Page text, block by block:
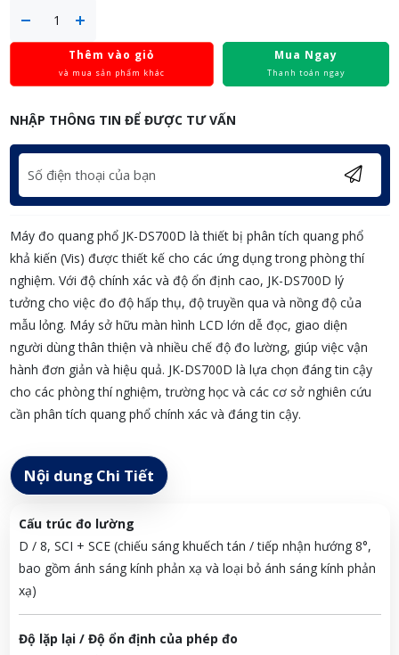
Thêm vào giỏ
và mua sản phẩm khác
Mua Ngay
Thanh toán ngay
NHẬP THÔNG TIN ĐỂ ĐƯỢC TƯ VẤN
Máy đo quang phổ JK-DS700D là thiết bị phân tích quang phổ
khả kiến (Vis) được thiết kế cho các ứng dụng trong phòng thí
nghiệm. Với độ chính xác và độ ổn định cao, JK-DS700D lý
tưởng cho việc đo độ hấp thụ, độ truyền qua và nồng độ của
mẫu lỏng. Máy sở hữu màn hình LCD lớn dễ đọc, giao diện
người dùng thân thiện và nhiều chế độ đo lường, giúp việc vận
hành đơn giản và hiệu quả. JK-DS700D là lựa chọn đáng tin cậy
cho các phòng thí nghiệm, trường học và các cơ sở nghiên cứu
cần phân tích quang phổ chính xác và đáng tin cậy.
Nội dung Chi Tiết
Cấu trúc đo lường
D / 8, SCI + SCE (chiếu sáng khuếch tán / tiếp nhận hướng 8°,
bao gồm ánh sáng kính phản xạ và loại bỏ ánh sáng kính phản
xạ)
Độ lặp lại / Độ ổn định của phép đo